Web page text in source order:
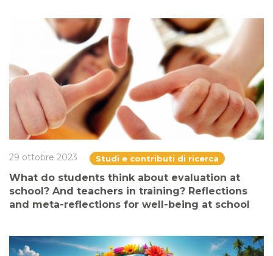
29 ottobre 2023 Studi e contributi di ricerca
What do students think about evaluation at
school? And teachers in training? Reflections
and meta-reflections for well-being at school